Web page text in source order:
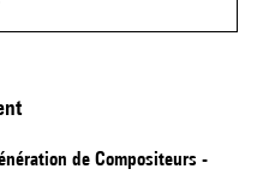
de Compositeurs -